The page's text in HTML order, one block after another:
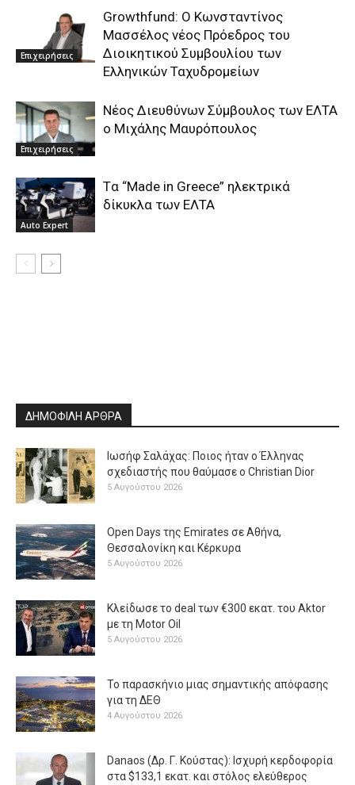
Επιχειρήσεις
Growthfund: Ο Κωνσταντίνος
Μασσέλος νέος Πρόεδρος του
Διοικητικού Συμβουλίου των
Ελληνικών Ταχυδρομείων
Επιχειρήσεις
Νέος Διευθύνων Σύμβουλος των ΕΛΤΑ
ο Μιχάλης Μαυρόπουλος
Auto Expert
Tα “Made in Greece” ηλεκτρικά
δίκυκλα των ΕΛΤΑ
ΔΗΜΟΦΙΛΗ ΑΡΘΡΑ
Ιωσήφ Σαλάχας: Ποιος ήταν ο Έλληνας
σχεδιαστής που θαύμασε ο Christian Dior
5 Αυγούστου 2026
Open Days της Emirates σε Αθήνα,
Θεσσαλονίκη και Κέρκυρα
5 Αυγούστου 2026
Κλείδωσε το deal των €300 εκατ. του Aktor
με τη Μotor Oil
5 Αυγούστου 2026
Το παρασκήνιο μιας σημαντικής απόφασης
για τη ΔΕΘ
4 Αυγούστου 2026
Danaos (Δρ. Γ. Κούστας): Ισχυρή κερδοφορία
στα $133,1 εκατ. και στόλος ελεύθερος